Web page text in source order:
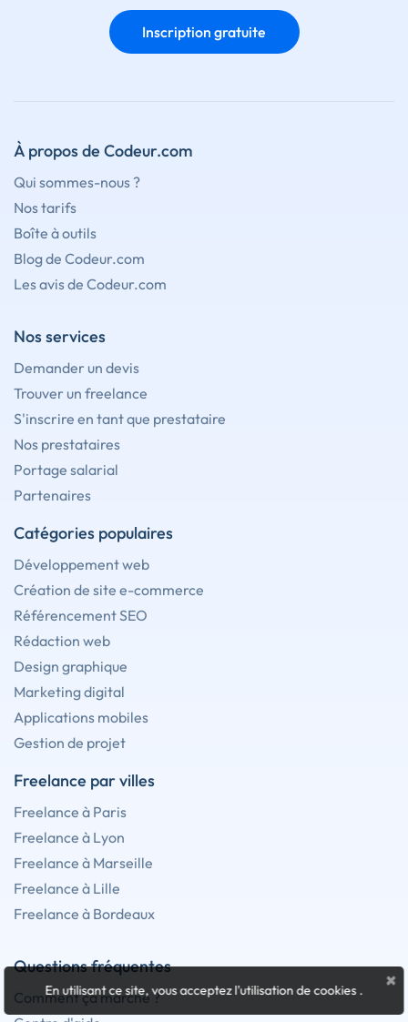
Inscription gratuite
À propos de Codeur.com
Qui sommes-nous ?
Nos tarifs
Boîte à outils
Blog de Codeur.com
Les avis de Codeur.com
Nos services
Demander un devis
Trouver un freelance
S'inscrire en tant que prestataire
Nos prestataires
Portage salarial
Partenaires
Catégories populaires
Développement web
Création de site e-commerce
Référencement SEO
Rédaction web
Design graphique
Marketing digital
Applications mobiles
Gestion de projet
Freelance par villes
Freelance à Paris
Freelance à Lyon
Freelance à Marseille
Freelance à Lille
Freelance à Bordeaux
Questions fréquentes
Comment ça marche ?
×
En utilisant ce site, vous acceptez l'utilisation de cookies.